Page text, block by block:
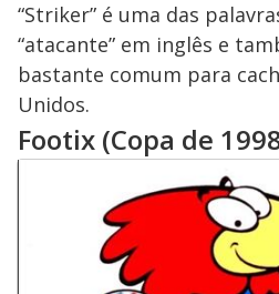
“Striker” é uma das
“atacante” em inglês e
bastante comum para
Unidos.
Footix (Copa de